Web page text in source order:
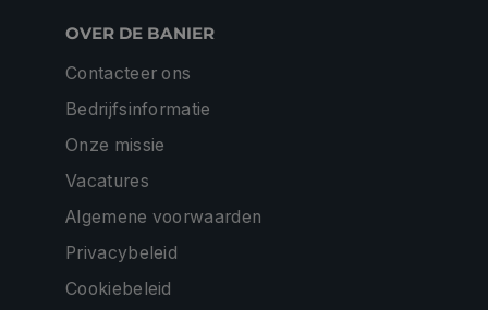
OVER DE BANIER
Contacteer ons
Bedrijfsinformatie
Onze missie
Vacatures
Algemene voorwaarden
Privacybeleid
Cookiebeleid